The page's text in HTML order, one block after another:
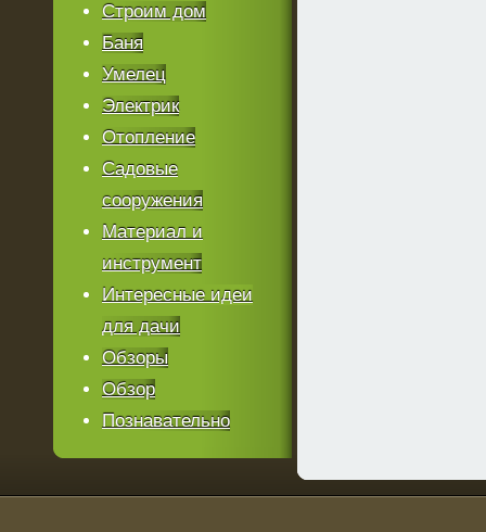
Строим дом
Баня
Умелец
Электрик
Отопление
Садовые
сооружения
Материал и
инструмент
Интересные идеи
для дачи
Обзоры
Обзор
Познавательно